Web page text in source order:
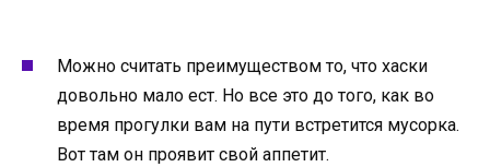
Можно считать преимуществом то, что хаски
довольно мало ест. Но все это до того, как во
время прогулки вам на пути встретится мусорка.
Вот там он проявит свой аппетит.